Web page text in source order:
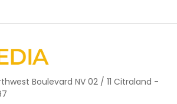
Boulevard NV 02 / 11 Citraland -